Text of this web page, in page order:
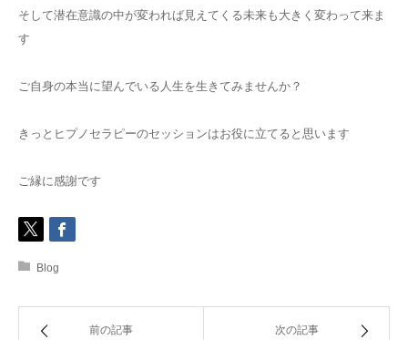
そして潜在意識の中が変われば見えてくる未来も大きく変わって来ま
す
ご自身の本当に望んでいる人生を生きてみませんか？
きっとヒプノセラピーのセッションはお役に立てると思います
ご縁に感謝です
Blog
前の記事 次の記事